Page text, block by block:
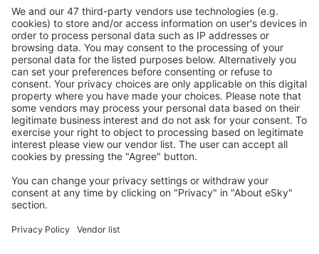
Planifică ȋn siguranţă
Rezervare fără griji cu opțiune gratuită de anulare.
Economiseşte mai mult
Prețuri atractive și oferte speciale pentru utilizatorii
conectați.
Cazarea preferată
Alege din peste 1,3 mil. de opţiuni: hoteluri, cabane,
Cele mai căutate hoteluri de către utilizatorii eSky